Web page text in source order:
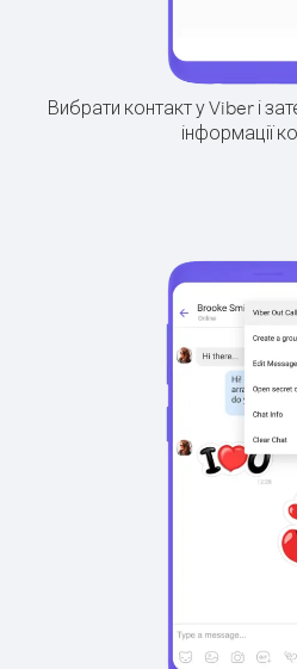
Вибрати контакт у Viber і
інформації